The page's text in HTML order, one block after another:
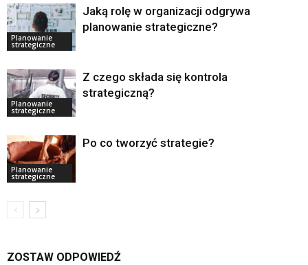
Planowanie
strategiczne
Jaką rolę w organizacji odgrywa
planowanie strategiczne?
Planowanie
strategiczne
Z czego składa się kontrola
strategiczną?
Planowanie
strategiczne
Po co tworzyć strategie?
ZOSTAW ODPOWIEDŹ